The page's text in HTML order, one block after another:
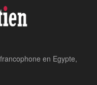
en Egypte,